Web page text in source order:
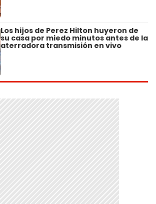
Los hijos de Perez Hilton huyeron de
su casa por miedo minutos antes de la
aterradora transmisión en vivo